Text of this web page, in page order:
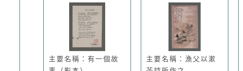
主要名稱：有一個故
主要名稱：漁父以漱